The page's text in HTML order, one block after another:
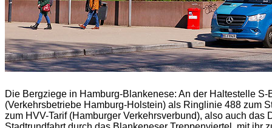
Die Bergziege in Hamburg-Blankenese: An der Haltestelle
(Verkehrsbetriebe Hamburg-Holstein) als Ringlinie 488 zum
zum HVV-Tarif (Hamburger Verkehrsverbund), also auch